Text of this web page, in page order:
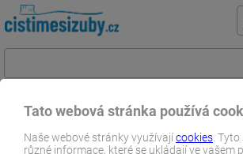
Tato webová stránka používá
Naše webové stránky využívajícookies .
různé informace, které se ukládají ve vašem
ČistímeSiZuby.cz O zubech
Jak